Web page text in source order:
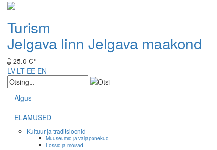
Turism
Jelgava linn Jelgava maakond
25.0 C°
LV LT EE EN
Algus
ELAMUSED
Kultuur ja traditsioonid
Muuseumid ja väljapanekud
Lossid ja mõisad